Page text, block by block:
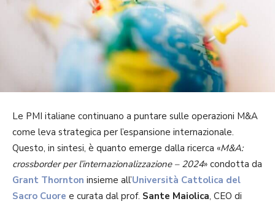
Le PMI italiane continuano a puntare sulle operazioni M&A
come leva strategica per l’espansione internazionale.
Questo, in sintesi, è quanto emerge dalla ricerca «M&A:
crossborder per l’internazionalizzazione – 2024» condotta da
Grant Thornton insieme all’Università Cattolica del
Sacro Cuore e curata dal prof. Sante Maiolica, CEO di